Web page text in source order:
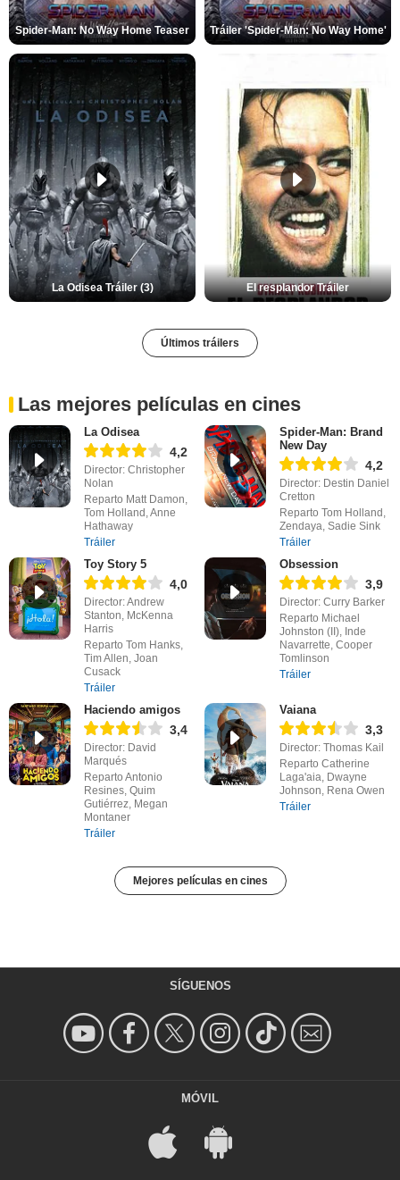
Spider-Man: No Way Home Teaser Tráiler 'Spider-Man: No Way Home'
La Odisea Tráiler (3) El resplandor Tráiler
Últimos tráilers
Las mejores películas en cines
La Odisea
4,2
Director: Christopher
Nolan
Reparto Matt Damon,
Tom Holland, Anne
Hathaway
Tráiler
Spider-Man: Brand
New Day
4,2
Director: Destin Daniel
Cretton
Reparto Tom Holland,
Zendaya, Sadie Sink
Tráiler
Toy Story 5
4,0
Director: Andrew
Stanton, McKenna
Harris
Reparto Tom Hanks,
Tim Allen, Joan
Cusack
Tráiler
Obsession
3,9
Director: Curry Barker
Reparto Michael
Johnston (II), Inde
Navarrette, Cooper
Tomlinson
Tráiler
Haciendo amigos
3,4
Director: David
Marqués
Reparto Antonio
Resines, Quim
Gutiérrez, Megan
Montaner
Tráiler
Vaiana
3,3
Director: Thomas Kail
Reparto Catherine
Laga'aia, Dwayne
Johnson, Rena Owen
Tráiler
Mejores películas en cines
SÍGUENOS
MÓVIL